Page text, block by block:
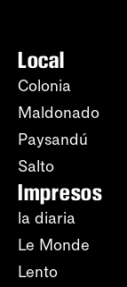
Local
Colonia
Maldonado
Paysandú
Salto
Impresos
la diaria
Le Monde
Lento